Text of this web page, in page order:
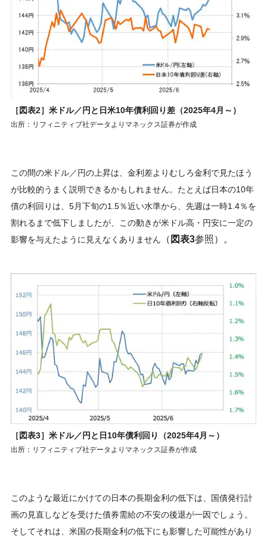
［図表2］米ドル／円と日米10年債利回り差（2025年4月～）
出所：リフィニティブ社データよりマネックス証券が作成
この間の米ドル／円の上昇は、金利差よりむしろ金利で見たほう
が比較的うまく説明できるかもしれません。たとえば日本の10年
債の利回りは、5月下旬の1.5％近い水準から、先週は一時1.4％を
割れるまで低下しましたが、この動きが米ドル高・円安に一定の
影響を与えたように見えなくありません （ 図表3参照）。
［図表3］米ドル／円と日10年債利回り（2025年4月～）
出所：リフィニティブ社データよりマネックス証券が作成
このような最近にかけての日本の長期金利の低下は、国債発行計
画の見直しなどを受けた債券需給の不安の後退が一因でしょう。
そしてそれは、米国の長期金利の低下にも影響した可能性があり